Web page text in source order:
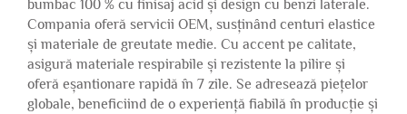
bumbac 100 % cu finisaj acid și design cu benzi laterale.
Compania oferă servicii OEM, susținând centuri elastice
și materiale de greutate medie. Cu accent pe calitate,
asigură materiale respirabile și rezistente la pilire și
oferă eșantionare rapidă în 7 zile. Se adresează piețelor
globale, beneficiind de o experiență fiabilă în producție și